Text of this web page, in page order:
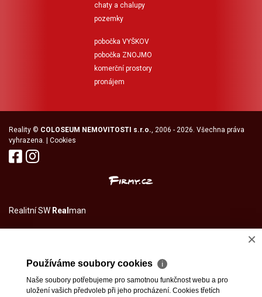
chaty a chalupy
pozemky
pobočka VYŠKOV
pobočka ZNOJMO
komerční prostory
pronájem
Reality © COLOSEUM NEMOVITOSTI s.r.o., 2006 - 2026. Všechna práva
vyhrazena. | Cookies
Realitní SW Real man
×
Používáme soubory cookies ℹ
Naše soubory potřebujeme pro samotnou funkčnost webu a pro
uložení vašich předvoleb při jeho procházení. Cookies třetích